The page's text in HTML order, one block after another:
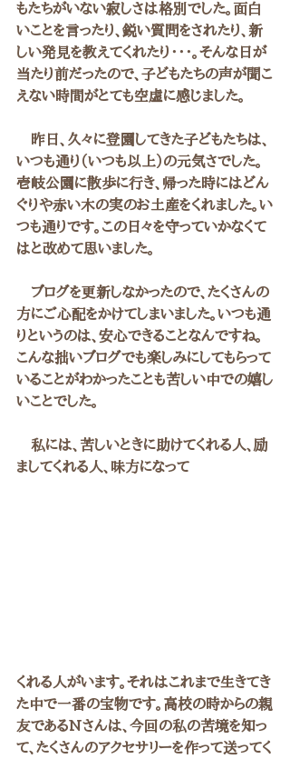
もたちがいない寂しさは格別でした。面白
いことを言ったり、鋭い質問をされたり、新
しい発見を教えてくれたり・・・。そんな日が
当たり前だったので、子どもたちの声が聞こ
えない時間がとても空虚に感じました。
昨日、久々に登園してきた子どもたちは、
いつも通り（いつも以上）の元気さでした。
壱岐公園に散歩に行き、帰った時にはどん
ぐりや赤い木の実のお土産をくれました。い
つも通りです。この日々を守っていかなくて
はと改めて思いました。
ブログを更新しなかったので、たくさんの
方にご心配をかけてしまいました。いつも通
りというのは、安心できることなんですね。
こんな拙いブログでも楽しみにしてもらって
いることがわかったことも苦しい中での嬉し
いことでした。
私には、苦しいときに助けてくれる人、励
ましてくれる人、味方になって
くれる人がいます。それはこれまで生きてき
た中で一番の宝物です。高校の時からの親
友であるNさんは、今回の私の苦境を知っ
て、たくさんのアクセサリーを作って送ってく